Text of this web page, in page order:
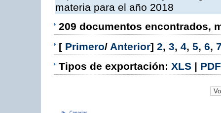
materia para el año 2018
209 documentos encontrados,
[ Primero/ Anterior] 2, 3, 4, 5, 6,
Tipos de exportación: XLS | PDF